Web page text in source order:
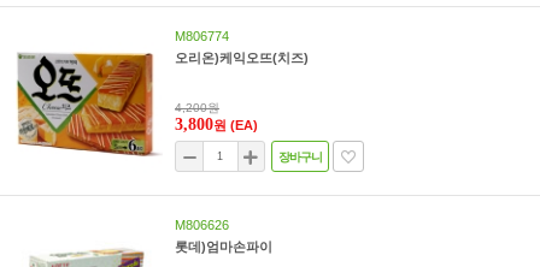
M806774
오리온)케익오뜨(치즈)
4,200원
3,800원 (EA)
장바구니
M806626
롯데)엄마손파이